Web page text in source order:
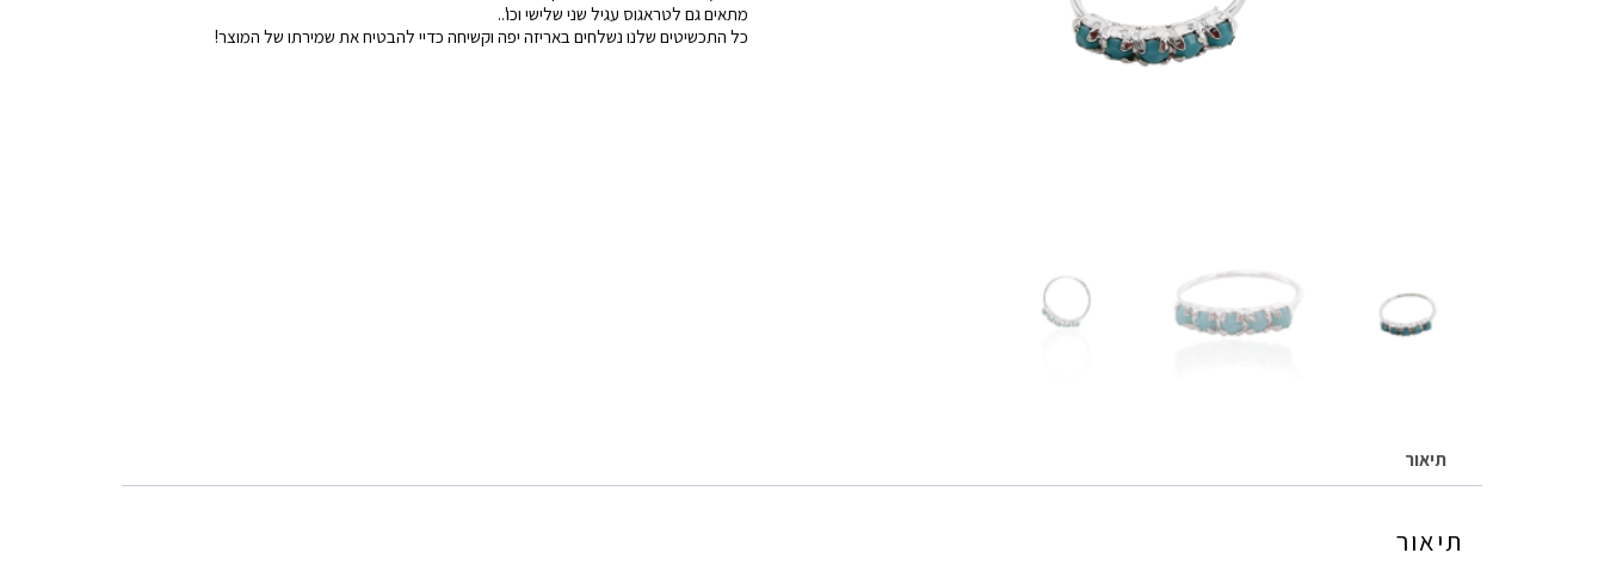
.16.מתאים גם לטראגוס עגיל שני שלישי וכו'..
כל התכשיטים שלנו נשלחים באריזה יפה וקשיחה כדיי להבטיח את שמירתו של המוצר!
תיאור
תיאור